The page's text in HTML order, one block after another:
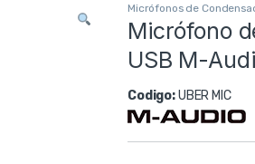
Micrófonos de
Micrófono
USB M-
Codigo:UBER MIC